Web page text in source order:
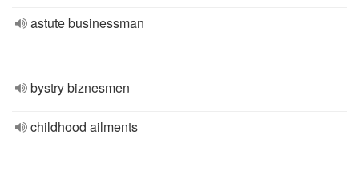
astute businessman
bystry biznesmen
childhood ailments